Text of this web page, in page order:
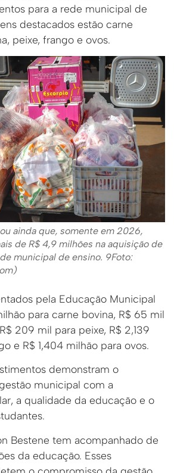
para a rede municipal de
destacados estão carne
peixe, frango e ovos.
ainda que, somente em 2026,
de R$ 4,9 milhões na aquisição de
municipal de ensino. 9Foto:
pela Educação Municipal
para carne bovina, R$ 65 mil
209 mil para peixe, R$ 2,139
e R$ 1,404 milhão para ovos.
demonstram o
municipal com a
a qualidade da educação e o
Bestene tem acompanhado de
da educação. Esses